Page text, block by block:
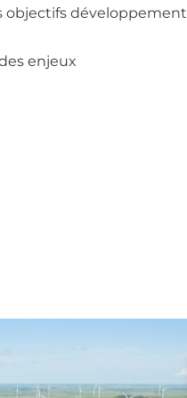
objectifs développement
enjeux